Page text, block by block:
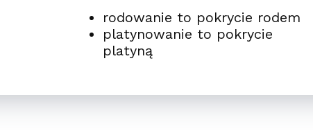
rodowanie to pokrycie rodem
platynowanie to pokrycie
platyną